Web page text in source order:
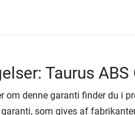
Taurus ABS
om denne garanti finder du i
som gives af